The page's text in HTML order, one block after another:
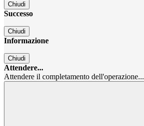
Chiudi
Successo
Chiudi
Informazione
Chiudi
Attendere...
Attendere il completamento dell'operazione...